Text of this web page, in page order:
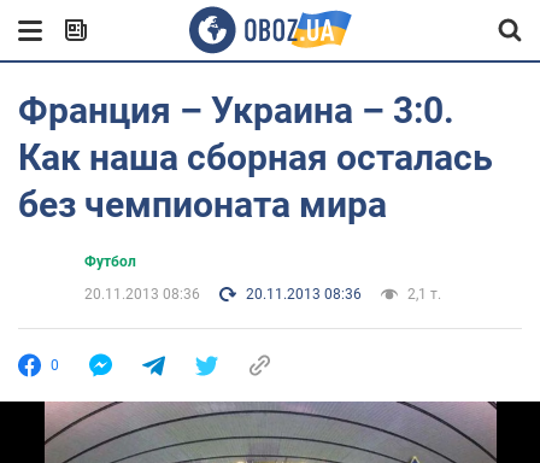
Франция – Украина – 3:0.
Как наша сборная осталась
без чемпионата мира
Футбол
20.11.2013 08:36
20.11.2013 08:36 2,1 т.
0